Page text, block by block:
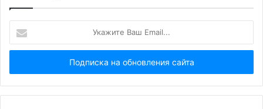
Ваш
Email...